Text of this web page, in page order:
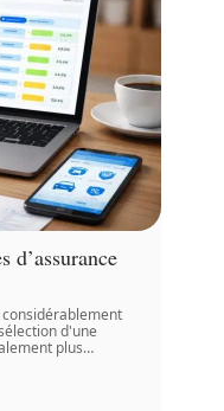
d’assurance
considérablement
d'une
plus…